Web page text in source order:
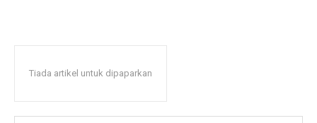
Tiada artikel untuk dipaparkan